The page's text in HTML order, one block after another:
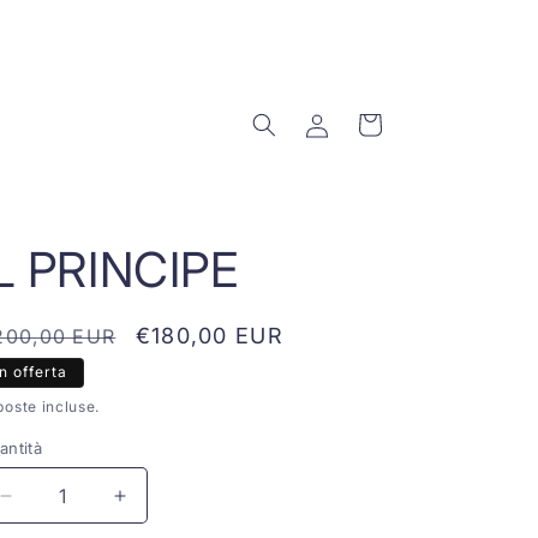
Accedi Carrello
PRINCIPE
EUR
Prezzo
€180,00 EUR
offerta
incluse.
Diminuisci
quantità
Aumenta
quantità